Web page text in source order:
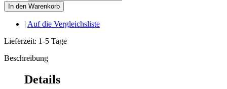
In den Warenkorb
| Auf die Vergleichsliste
Lieferzeit: 1-5 Tage
Beschreibung
Details